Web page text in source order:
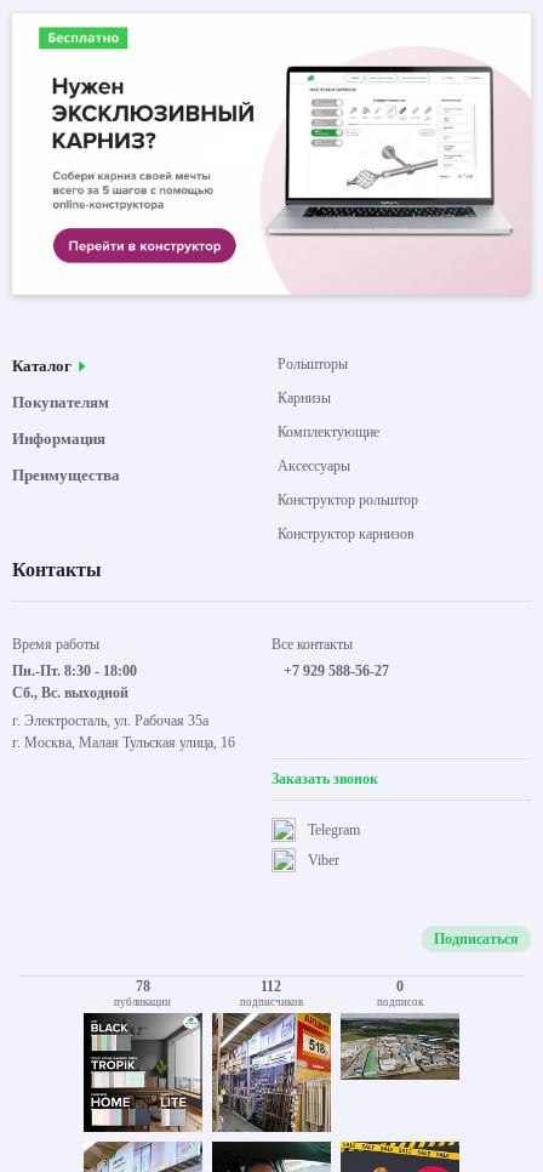
Каталог
Покупателям
Информация
Преимущества
Рольшторы
Карнизы
Комплектующие
Аксессуары
Конструктор рольштор
Конструктор карнизов
Контакты
Время работы
Пн.-Пт. 8:30 - 18:00
Сб., Вс. выходной
г. Электросталь, ул. Рабочая 35а
г. Москва, Малая Тульская улица, 16
Все контакты
+7 929 588-56-27
Заказать звонок
Viber
Telegram
Подписаться
78
публикации
112
подписчиков
0
подписок